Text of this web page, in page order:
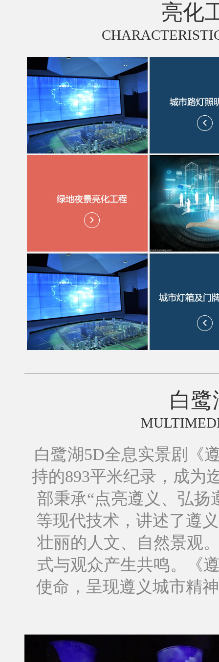
亮化
白鹭
白鹭湖5D全息实景剧《
持的893平米纪录，成为
部秉承“点亮遵义、弘扬
等现代技术，讲述了遵
壮丽的人文、自然景观
式与观众产生共鸣。《
使命，呈现遵义城市精